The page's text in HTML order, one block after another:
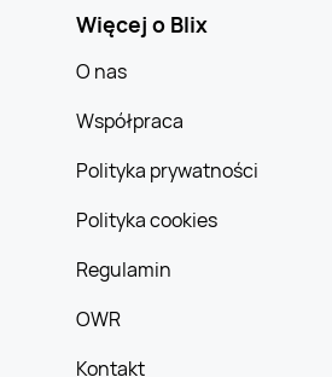
Więcej o Blix
O nas
Współpraca
Polityka prywatności
Polityka cookies
Regulamin
OWR
Kontakt